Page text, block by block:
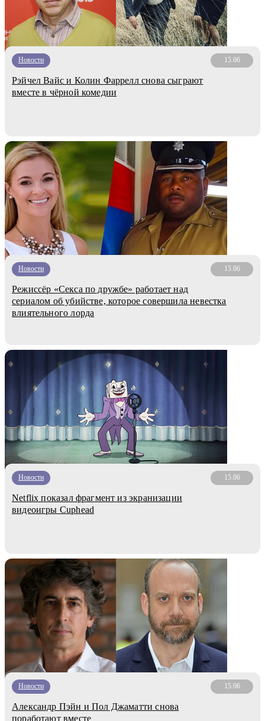
Новости 15.06
Рэйчел Вайс и Колин Фаррелл снова сыграют
вместе в чёрной комедии
Новости 15.06
Режиссёр «Секса по дружбе» работает над
сериалом об убийстве, которое совершила невестка
влиятельного лорда
Новости 15.06
Netflix показал фрагмент из экранизации
видеоигры Cuphead
Новости 15.06
Александр Пэйн и Пол Джаматти снова
поработают вместе